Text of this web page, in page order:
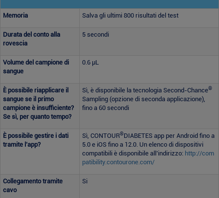
Memoria Salva gli ultimi 800 risultati del test
Durata del conto alla
rovescia
5 secondi
Volume del campione di
sangue
0.6 µL
È possibile riapplicare il
sangue se il primo
campione è insufficiente?
Se sì, per quanto tempo?
Sì, è disponibile la tecnologia Second-Chance®
Sampling (opzione di seconda applicazione),
fino a 60 secondi
È possibile gestire i dati
tramite l’app?
Sì, CONTOUR®DIABETES app per Android fino a
5.0 e iOS fino a 12.0. Un elenco di dispositivi
compatibili è disponibile all’indirizzo: http://com
patibility.contourone.com/
Collegamento tramite
cavo
Si